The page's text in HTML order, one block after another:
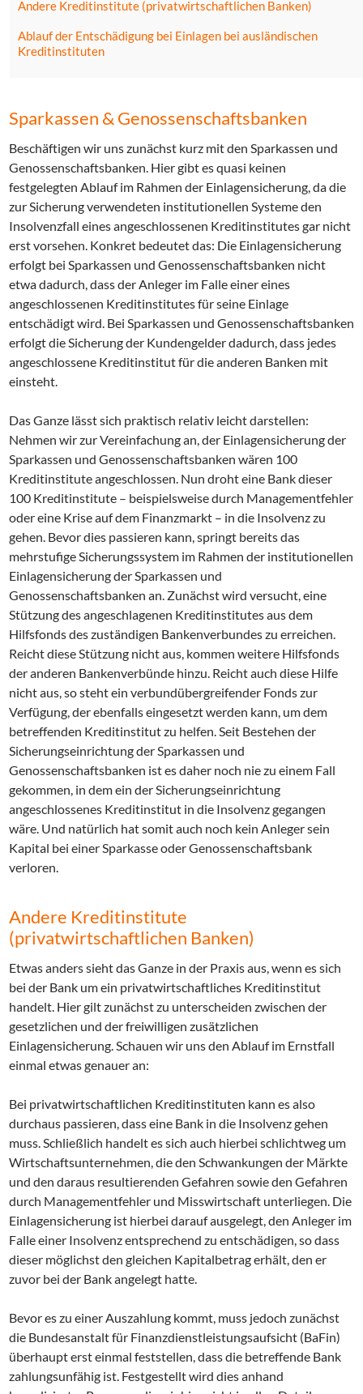
Andere Kreditinstitute (privatwirtschaftlichen Banken)
Ablauf der Entschädigung bei Einlagen bei ausländischen
Kreditinstituten
Sparkassen & Genossenschaftsbanken
Beschäftigen wir uns zunächst kurz mit den Sparkassen und
Genossenschaftsbanken. Hier gibt es quasi keinen
festgelegten Ablauf im Rahmen der Einlagensicherung, da die
zur Sicherung verwendeten institutionellen Systeme den
Insolvenzfall eines angeschlossenen Kreditinstitutes gar nicht
erst vorsehen. Konkret bedeutet das: Die Einlagensicherung
erfolgt bei Sparkassen und Genossenschaftsbanken nicht
etwa dadurch, dass der Anleger im Falle einer eines
angeschlossenen Kreditinstitutes für seine Einlage
entschädigt wird. Bei Sparkassen und Genossenschaftsbanken
erfolgt die Sicherung der Kundengelder dadurch, dass jedes
angeschlossene Kreditinstitut für die anderen Banken mit
einsteht.
Das Ganze lässt sich praktisch relativ leicht darstellen:
Nehmen wir zur Vereinfachung an, der Einlagensicherung der
Sparkassen und Genossenschaftsbanken wären 100
Kreditinstitute angeschlossen. Nun droht eine Bank dieser
100 Kreditinstitute – beispielsweise durch Managementfehler
oder eine Krise auf dem Finanzmarkt – in die Insolvenz zu
gehen. Bevor dies passieren kann, springt bereits das
mehrstufige Sicherungssystem im Rahmen der institutionellen
Einlagensicherung der Sparkassen und
Genossenschaftsbanken an. Zunächst wird versucht, eine
Stützung des angeschlagenen Kreditinstitutes aus dem
Hilfsfonds des zuständigen Bankenverbundes zu erreichen.
Reicht diese Stützung nicht aus, kommen weitere Hilfsfonds
der anderen Bankenverbünde hinzu. Reicht auch diese Hilfe
nicht aus, so steht ein verbundübergreifender Fonds zur
Verfügung, der ebenfalls eingesetzt werden kann, um dem
betreffenden Kreditinstitut zu helfen. Seit Bestehen der
Sicherungseinrichtung der Sparkassen und
Genossenschaftsbanken ist es daher noch nie zu einem Fall
gekommen, in dem ein der Sicherungseinrichtung
angeschlossenes Kreditinstitut in die Insolvenz gegangen
wäre. Und natürlich hat somit auch noch kein Anleger sein
Kapital bei einer Sparkasse oder Genossenschaftsbank
verloren.
Andere Kreditinstitute
(privatwirtschaftlichen Banken)
Etwas anders sieht das Ganze in der Praxis aus, wenn es sich
bei der Bank um ein privatwirtschaftliches Kreditinstitut
handelt. Hier gilt zunächst zu unterscheiden zwischen der
gesetzlichen und der freiwilligen zusätzlichen
Einlagensicherung. Schauen wir uns den Ablauf im Ernstfall
einmal etwas genauer an:
Bei privatwirtschaftlichen Kreditinstituten kann es also
durchaus passieren, dass eine Bank in die Insolvenz gehen
muss. Schließlich handelt es sich auch hierbei schlichtweg um
Wirtschaftsunternehmen, die den Schwankungen der Märkte
und den daraus resultierenden Gefahren sowie den Gefahren
durch Managementfehler und Misswirtschaft unterliegen. Die
Einlagensicherung ist hierbei darauf ausgelegt, den Anleger im
Falle einer Insolvenz entsprechend zu entschädigen, so dass
dieser möglichst den gleichen Kapitalbetrag erhält, den er
zuvor bei der Bank angelegt hatte.
Bevor es zu einer Auszahlung kommt, muss jedoch zunächst
die Bundesanstalt für Finanzdienstleistungsaufsicht (BaFin)
überhaupt erst einmal feststellen, dass die betreffende Bank
zahlungsunfähig ist. Festgestellt wird dies anhand